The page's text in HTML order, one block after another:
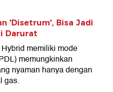
'Disetrum', Bisa Jadi
Darurat
memiliki mode
memungkinkan
nyaman hanya dengan
gas.